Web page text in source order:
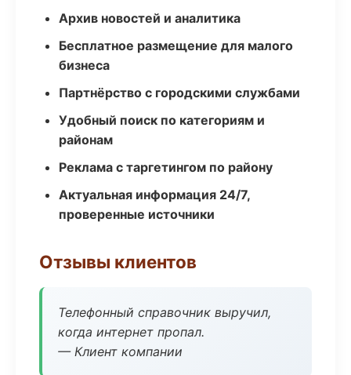
Архив новостей и аналитика
Бесплатное размещение для малого
бизнеса
Партнёрство с городскими службами
Удобный поиск по категориям и
районам
Реклама с таргетингом по району
Актуальная информация 24/7,
проверенные источники
Отзывы клиентов
Телефонный справочник выручил,
когда интернет пропал.
— Клиент компании